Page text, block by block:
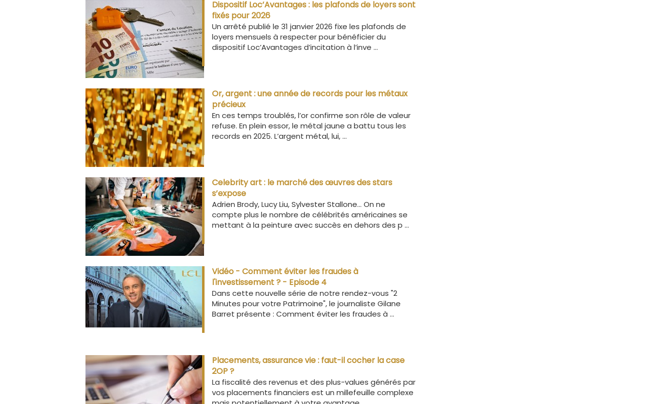
Dispositif Loc’Avantages : les plafonds de loyers sont
fixés pour 2026
Un arrêté publié le 31 janvier 2026 fixe les plafonds de
loyers mensuels à respecter pour bénéficier du
dispositif Loc’Avantages d’incitation à l’inve ...
Or, argent : une année de records pour les métaux
précieux
En ces temps troublés, l’or confirme son rôle de valeur
refuse. En plein essor, le métal jaune a battu tous les
records en 2025. L’argent métal, lui, ...
Celebrity art : le marché des œuvres des stars
s’expose
Adrien Brody, Lucy Liu, Sylvester Stallone… On ne
compte plus le nombre de célébrités américaines se
mettant à la peinture avec succès en dehors des p ...
Vidéo - Comment éviter les fraudes à
l'investissement ? - Episode 4
Dans cette nouvelle série de notre rendez-vous "2
Minutes pour votre Patrimoine", le journaliste Gilane
Barret présente : Comment éviter les fraudes à ...
Placements, assurance vie : faut-il cocher la case
2OP ?
La fiscalité des revenus et des plus-values générés par
vos placements financiers est un millefeuille complexe